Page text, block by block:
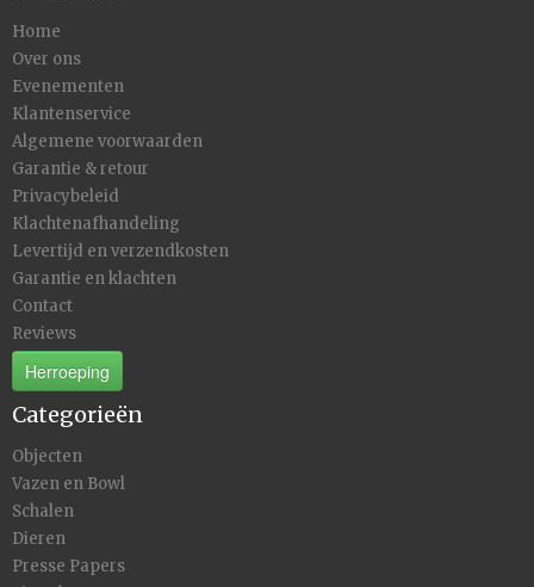
Home
Over ons
Evenementen
Klantenservice
Algemene voorwaarden
Garantie & retour
Privacybeleid
Klachtenafhandeling
Levertijd en verzendkosten
Garantie en klachten
Contact
Reviews
Herroeping
Categorieën
Objecten
Vazen en Bowl
Schalen
Dieren
Presse Papers